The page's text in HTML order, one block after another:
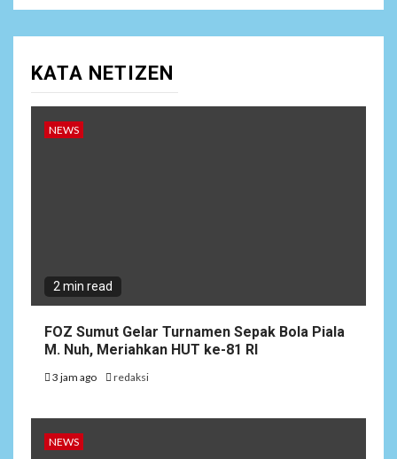
KATA NETIZEN
NEWS
2 min read
FOZ Sumut Gelar Turnamen Sepak Bola Piala
M. Nuh, Meriahkan HUT ke-81 RI
3 jam ago redaksi
NEWS